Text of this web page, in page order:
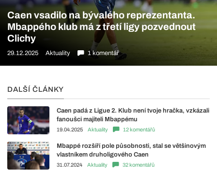
Caen vsadilo na bývalého reprezentanta.
Mbappého klub má z třetí ligy pozvednout
Clichy
29.12.2025 Aktuality 1 komentář
DALŠÍ ČLÁNKY
Caen padá z Ligue 2. Klub není tvoje hračka, vzkázali
fanoušci majiteli Mbappému
19.04.2025 Aktuality 12 komentářů
Mbappé rozšíří pole působnosti, stal se většinovým
vlastníkem druholigového Caen
31.07.2024 Aktuality 32 komentářů